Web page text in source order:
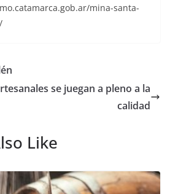
mina-santa-
se juegan a pleno a la
calidad
Like